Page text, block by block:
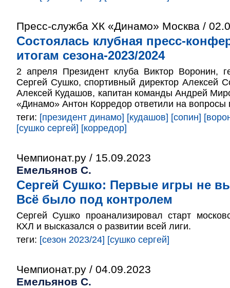
Пресс-служба ХК «Динамо» Москва /
Состоялась клубная пресс-
итогам сезона-2023/2024
2 апреля Президент клуба Виктор Воронин,
Сергей Сушко, спортивный директор Алексей
Алексей Кудашов, капитан команды Андрей
«Динамо» Антон Корредор ответили на
теги: [президент динамо] [кудашов] [сопин]
[сушко сергей] [корредор]
Чемпионат.ру / 15.09.2023
Емельянов С.
Сергей Сушко: Первые игры не
Всё было под контролем
Сергей Сушко проанализировал старт
КХЛ и высказался о развитии всей лиги.
теги: [сезон 2023/24] [сушко сергей]
Чемпионат.ру / 04.09.2023
Емельянов С.